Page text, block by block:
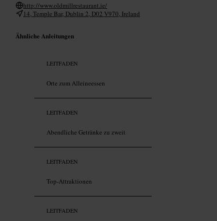
http://www.oldmillrestaurant.ie/
14, Temple Bar, Dublin 2, D02 V970, Ireland
Ähnliche Anleitungen
LEITFADEN
Orte zum Alleineessen
LEITFADEN
Abendliche Getränke zu zweit
LEITFADEN
Top-Attraktionen
LEITFADEN